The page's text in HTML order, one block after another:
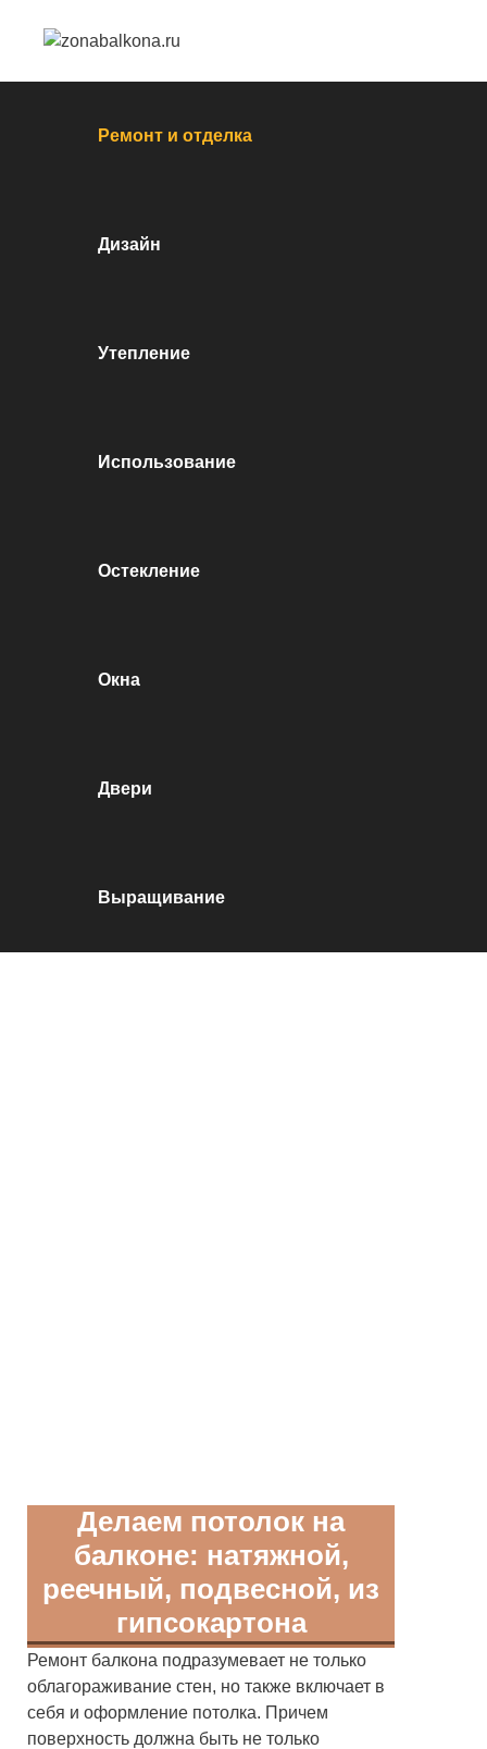
Ремонт и отделка
Дизайн
Утепление
Использование
Остекление
Окна
Двери
Выращивание
Делаем потолок на
балконе: натяжной,
реечный, подвесной, из
гипсокартона
Ремонт балкона подразумевает не только
облагораживание стен, но также включает в
себя и оформление потолка. Причем
поверхность должна быть не только